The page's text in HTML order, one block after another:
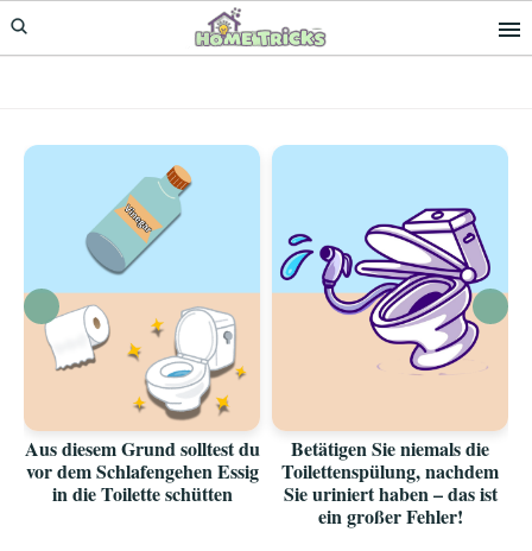
Skip
to
Skip
to
Aus diesem Grund solltest du
vor dem Schlafengehen Essig
in die Toilette schütten
Betätigen Sie niemals die
Toilettenspülung, nachdem
Sie uriniert haben – das ist
ein großer Fehler!